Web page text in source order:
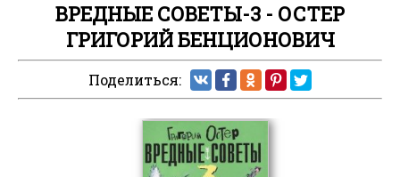
ВРЕДНЫЕ СОВЕТЫ-3 - ОСТЕР
ГРИГОРИЙ БЕНЦИОНОВИЧ
Поделиться: